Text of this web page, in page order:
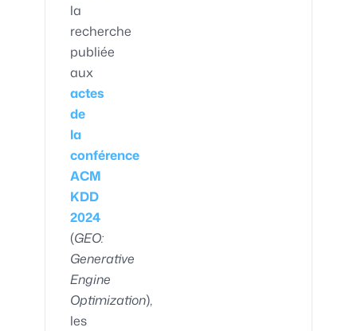
la
recherche
publiée
aux
actes
de
la
conférence
ACM
KDD
2024
(GEO:
Generative
Engine
Optimization),
les